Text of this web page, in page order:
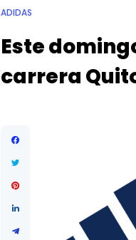
ADIDAS
Este
carrera